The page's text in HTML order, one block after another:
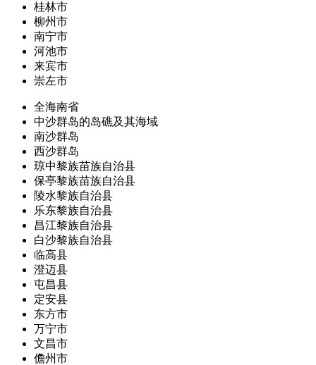
桂林市
柳州市
南宁市
河池市
来宾市
崇左市
全海南省
中沙群岛的岛礁及其海域
南沙群岛
西沙群岛
琼中黎族苗族自治县
保亭黎族苗族自治县
陵水黎族自治县
乐东黎族自治县
昌江黎族自治县
白沙黎族自治县
临高县
澄迈县
屯昌县
定安县
东方市
万宁市
文昌市
儋州市